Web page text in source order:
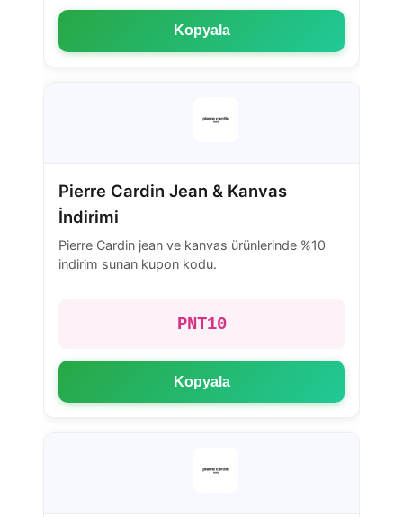
Kopyala
Pierre Cardin Jean & Kanvas
İndirimi
Pierre Cardin jean ve kanvas ürünlerinde %10
indirim sunan kupon kodu.
PNT10
Kopyala